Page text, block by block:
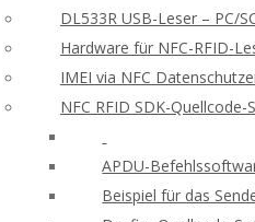
DL533R USB-Leser – PC/
Hardware für NFC-RFID-
IMEI via NFC
NFC RFID SDK-
APDU-
Beispiel für das